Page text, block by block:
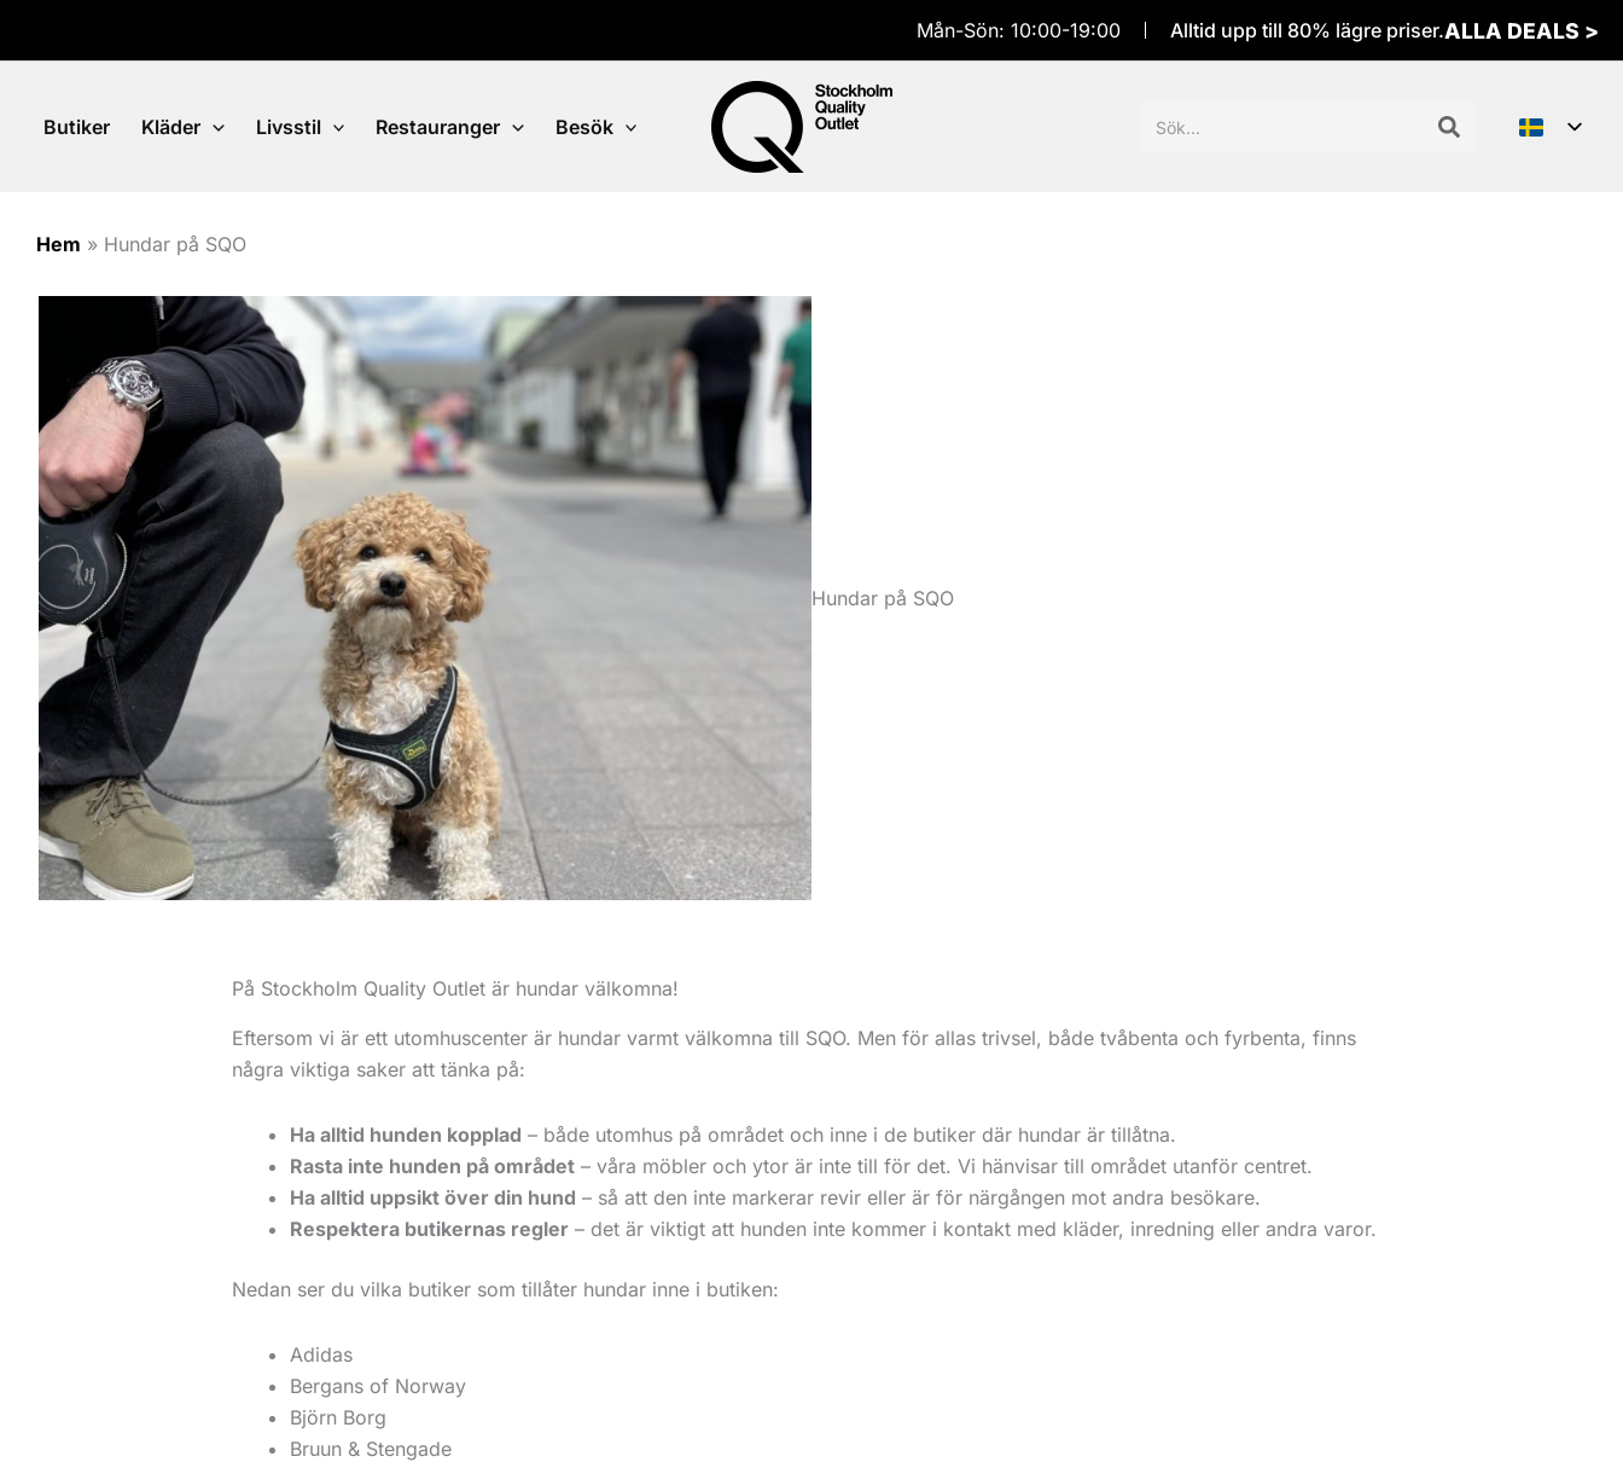
Mån-Sön: 10:00-19:00 Alltid upp till 80% lägre priser.ALLA DEALS >
Butiker Kläder Livsstil Restauranger Besök
efter:
Hem » Hundar på SQO
Hundar på SQO
På Stockholm Quality Outlet är hundar välkomna!
Eftersom vi är ett utomhuscenter är hundar varmt välkomna till SQO. Men för allas trivsel, både tvåbenta och fyrbenta, finns
några viktiga saker att tänka på:
Ha alltid hunden kopplad – både utomhus på området och inne i de butiker där hundar är tillåtna.
Rasta inte hunden på området – våra möbler och ytor är inte till för det. Vi hänvisar till området utanför centret.
Ha alltid uppsikt över din hund – så att den inte markerar revir eller är för närgången mot andra besökare.
Respektera butikernas regler – det är viktigt att hunden inte kommer i kontakt med kläder, inredning eller andra varor.
Nedan ser du vilka butiker som tillåter hundar inne i butiken:
Adidas
Bergans of Norway
Björn Borg
Bruun & Stengade